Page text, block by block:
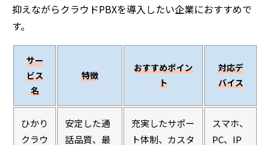
抑えながらクラウドPBXを導入したい企業におすすめで
す。
サー
ビス
名
特徴
おすすめポイン
ト
対応デ
バイス
ひかり
クラウ
安定した通
話品質、最
充実したサポー
ト体制、カスタ
スマホ、
PC、IP